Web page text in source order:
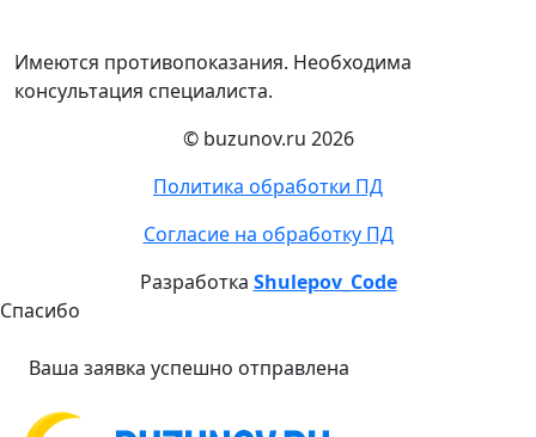
Имеются противопоказания. Необходима
консультация специалиста.
© buzunov.ru 2026
Политика обработки ПД
Согласие на обработку ПД
Разработка Shulepov_Code
Спасибо
Ваша заявка успешно отправлена